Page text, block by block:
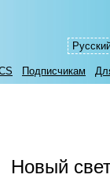
Подписчикам
Новый